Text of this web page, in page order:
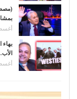
أغسطس
أغسطس